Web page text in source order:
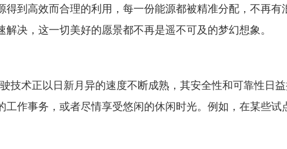
到高效而合理的利用，每一份能源都被精准分配，不再有
决，这一切美好的愿景都不再是遥不可及的梦幻想象。
术正以日新月异的速度不断成熟，其安全性和可靠性日
作事务，或者尽情享受悠闲的休闲时光。例如，在某些试